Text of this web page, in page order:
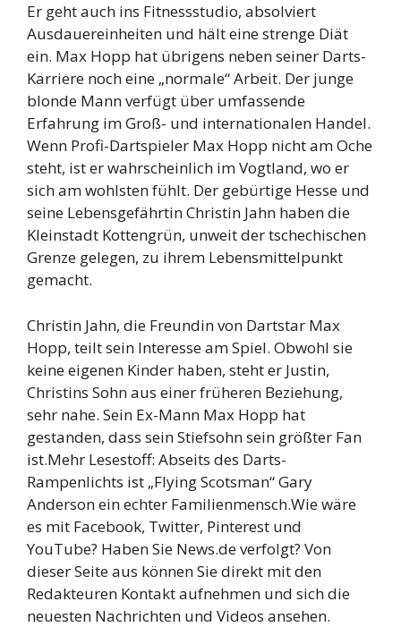
Er geht auch ins Fitnessstudio, absolviert
Ausdauereinheiten und hält eine strenge Diät
ein. Max Hopp hat übrigens neben seiner Darts-
Karriere noch eine „normale“ Arbeit. Der junge
blonde Mann verfügt über umfassende
Erfahrung im Groß- und internationalen Handel.
Wenn Profi-Dartspieler Max Hopp nicht am Oche
steht, ist er wahrscheinlich im Vogtland, wo er
sich am wohlsten fühlt. Der gebürtige Hesse und
seine Lebensgefährtin Christin Jahn haben die
Kleinstadt Kottengrün, unweit der tschechischen
Grenze gelegen, zu ihrem Lebensmittelpunkt
gemacht.
Christin Jahn, die Freundin von Dartstar Max
Hopp, teilt sein Interesse am Spiel. Obwohl sie
keine eigenen Kinder haben, steht er Justin,
Christins Sohn aus einer früheren Beziehung,
sehr nahe. Sein Ex-Mann Max Hopp hat
gestanden, dass sein Stiefsohn sein größter Fan
ist.Mehr Lesestoff: Abseits des Darts-
Rampenlichts ist „Flying Scotsman“ Gary
Anderson ein echter Familienmensch.Wie wäre
es mit Facebook, Twitter, Pinterest und
YouTube? Haben Sie News.de verfolgt? Von
dieser Seite aus können Sie direkt mit den
Redakteuren Kontakt aufnehmen und sich die
neuesten Nachrichten und Videos ansehen.